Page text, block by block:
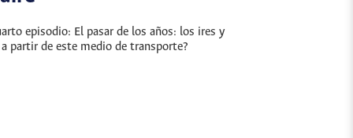
episodio: El pasar de los años: los ires y
partir de este medio de transporte?